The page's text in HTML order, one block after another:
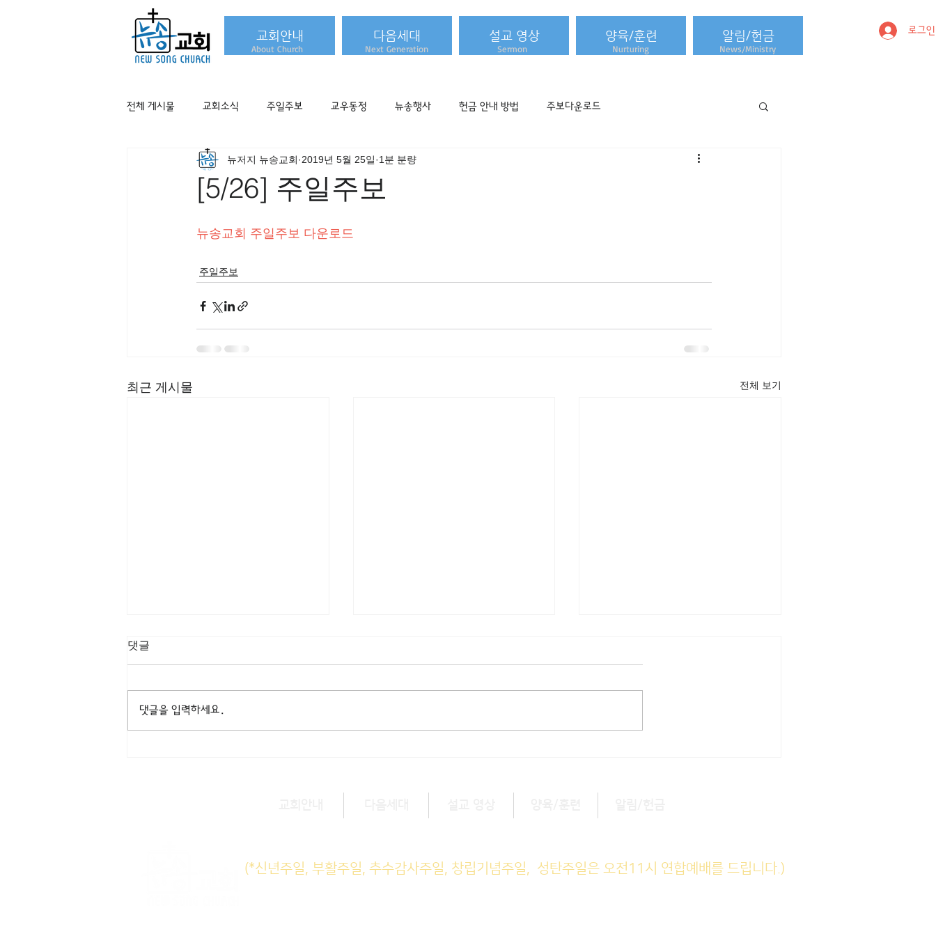
교회안내 다음세대 설교 영상 양육/훈련 알림/헌금
About Church Sermon Nurturing News/Ministry
Next Generation
로그인
전체 게시물 교회소식 주일주보 교우동정 뉴송행사 헌금 안내 방법 주보다운로드
[5/26] 주일주보
뉴저지 뉴송교회 2019년 5월 25일 1분 분량
뉴송교회 주일주보 다운로드
주일주보
최근 게시물 전체 보기
[3/8] 주일주보
댓글
댓글을 입력하세요.
(*신년주일, 부활주일, 추수감사주일, 창립기념주일, 성탄주일은 오전11시 연합예배를 드립니다.)